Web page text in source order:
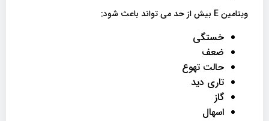
ویتامین E بیش از حد می تواند باعث شود:
خستگی
ضعف
حالت تهوع
تاری دید
گاز
اسهال